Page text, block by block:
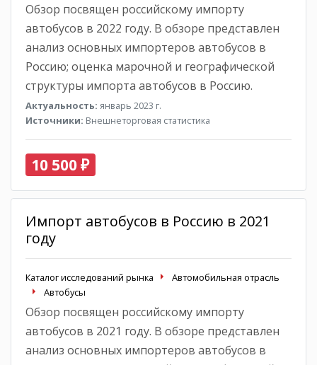
Обзор посвящен российскому импорту
автобусов в 2022 году. В обзоре представлен
анализ основных импортеров автобусов в
Россию; оценка марочной и географической
структуры импорта автобусов в Россию.
Актуальность: январь 2023 г.
Источники: Внешнеторговая статистика
10 500 ₽
Импорт автобусов в Россию в 2021
году
Каталог исследований рынка
Автомобильная отрасль
Автобусы
Обзор посвящен российскому импорту
автобусов в 2021 году. В обзоре представлен
анализ основных импортеров автобусов в